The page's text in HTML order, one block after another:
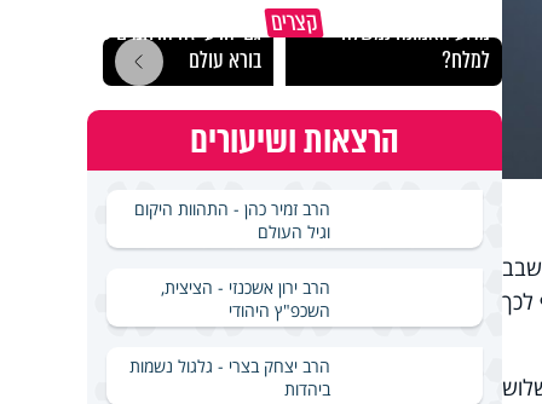
לכך
קצרים
מדוע האמונה נמשלה
למלח?
גם ׳הרע׳ זה הרחמים של
בורא עולם
הרצאות ושיעורים
הרב זמיר כהן - התהוות היקום
וגיל העולם
הרב ירון אשכנזי - הציצית,
השכפ"ץ היהודי
הרב יצחק בצרי - גלגול נשמות
ביהדות